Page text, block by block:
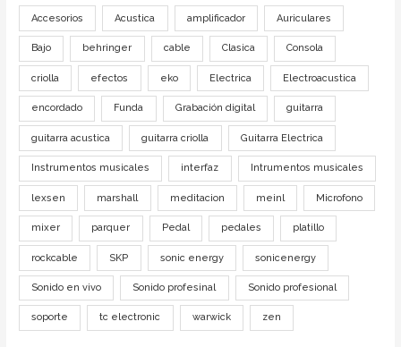
Accesorios Acustica amplificador Auriculares
Bajo behringer cable Clasica Consola
criolla efectos eko Electrica Electroacustica
encordado Funda Grabación digital guitarra
guitarra acustica guitarra criolla Guitarra Electrica
Instrumentos musicales interfaz Intrumentos musicales
lexsen marshall meditacion meinl Microfono
mixer parquer Pedal pedales platillo
rockcable SKP sonic energy sonicenergy
Sonido en vivo Sonido profesinal Sonido profesional
soporte tc electronic warwick zen